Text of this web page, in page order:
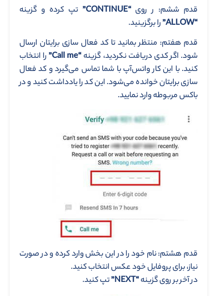
قدم ششم: ر روی“CONTINUE”
تپ کرده و گزینه
“ALLOW”
را برگزینید.
قدم هفتم: منتظر بمانید تا کد فعال سازی برایتان ارسال
شود. اگر کدی دریافت نکردید، گزینه“Call me”
را انتخاب
کنید. با این کار واتس‌آپ با شما تماس می‌گیرد و کد فعال
سازی برایتان خوانده می‌شود. این کد را یادداشت کنید و در
باکس مربوطه وارد نمایید.
قدم هشتم: نام خود را در این بخش وارد کرده و در صورت
نیاز، برای پروفایل خود عکس انتخاب کنید.
در آخر بر روی گزینه“NEXT” تپ کنید.